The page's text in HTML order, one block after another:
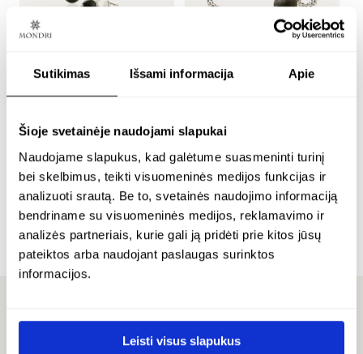
Sutikimas Išsami informacija Apie
Šioje svetainėje naudojami slapukai
Naudojame slapukus, kad galėtume suasmeninti turinį
bei skelbimus, teikti visuomeninės medijos funkcijas ir
analizuoti srautą. Be to, svetainės naudojimo informaciją
bendriname su visuomeninės medijos, reklamavimo ir
analizės partneriais, kurie gali ją pridėti prie kitos jūsų
pateiktos arba naudojant paslaugas surinktos
informacijos.
Leisti visus slapukus
minimalistiniai
su 5 mm juodu gintaru
– nero
Sidabras 925
€ 48.00
noir
Sidabras 925
126.00
ATSILIEPIMAI